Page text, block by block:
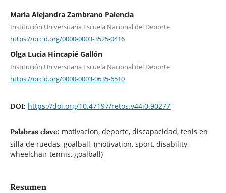
Maria Alejandra Zambrano Palencia
Institución Universitaria Escuela Nacional del Deporte
https://orcid.org/0000-0003-3525-0416
Olga Lucia Hincapié Gallón
Institución Universitaria Escuela Nacional del Deporte
https://orcid.org/0000-0003-0635-6510
DOI: https://doi.org/10.47197/retos.v44i0.90277
Palabras clave: motivacion, deporte, discapacidad, tenis en
silla de ruedas, goalball, (motivation, sport, disability,
wheelchair tennis, goalball)
Resumen